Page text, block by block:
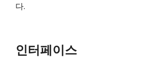
다.
인터페이스